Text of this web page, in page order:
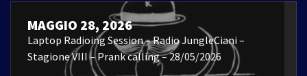
MAGGIO 28, 2026
Laptop Radioing Session – Radio JungleCiani –
Stagione VIII – Prank calling – 28/05/2026